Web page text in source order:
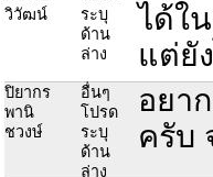
วิวัฒน์
ระบุ
ด้าน
ล่าง
ได้ใ
แต่ยั
ปิยากร
พานิ
ชวงษ์
อื่นๆ
โปรด
ระบุ
ด้าน
ล่าง
อยา
ครับ